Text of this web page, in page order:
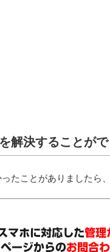
解決することが
たことがありましたら